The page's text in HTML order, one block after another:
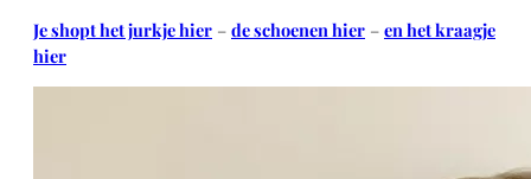
Je shopt het jurkje hier – de schoenen hier – en het kraagje
hier